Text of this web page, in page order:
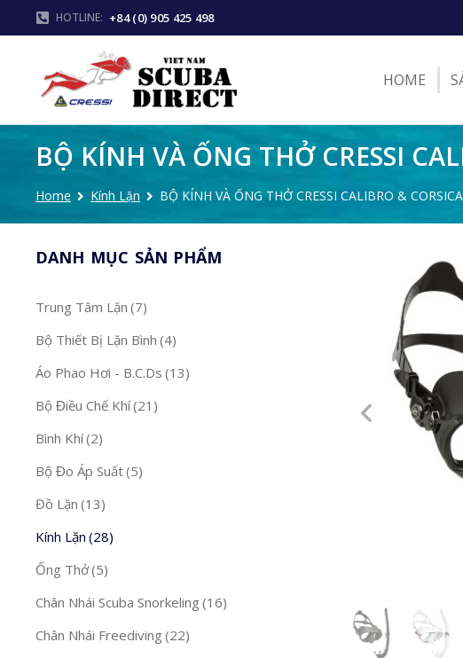
HOTLINE: +84 (0) 905 425 498
HOME
BỘ KÍNH VÀ ỐNG THỞ CRESSI
You are here:
Home Kính Lặn BỘ KÍNH VÀ ỐNG THỞ CRESSI CALIBRO & CORSICA
DANH MỤC SẢN PHẨM
Trung Tâm Lặn (7)
Bộ Thiết Bị Lặn Bình (4)
Áo Phao Hơi - B.C.Ds (13)
Bộ Ɖiều Chế Khí(21)
Bình Khí(2)
Bộ Ɖo Áp Suất(5)
Đồ Lặn (13)
Kính Lặn (28)
Ống Thở(5)
Chân Nhái Scuba Snorkeling (16)
Chân Nhái Freediving (22)